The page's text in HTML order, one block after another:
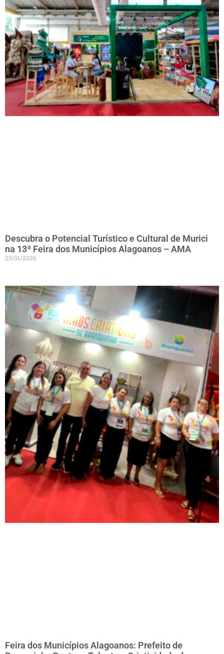
Descubra o Potencial Turístico e Cultural de Murici
na 13ª Feira dos Municípios Alagoanos – AMA
23/01/2026
Feira dos Municípios Alagoanos: Prefeito de